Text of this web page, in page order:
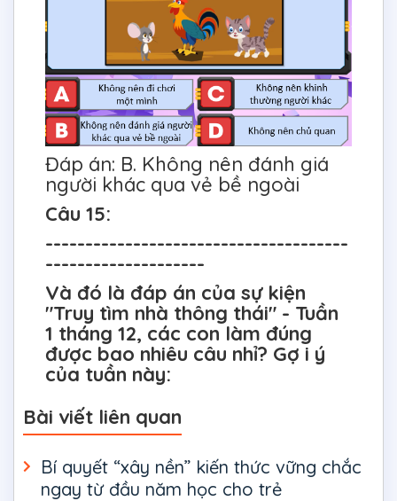
Đáp án: B. Không nên đánh giá
người khác qua vẻ bề ngoài
Câu 15:
--------------------------------------
--------------------
Và đó là đáp án của sự kiện
"Truy tìm nhà thông thái" - Tuần
1 tháng 12, các con làm đúng
được bao nhiêu câu nhỉ? Gợ i ý
của tuần này:
Bài viết liên quan
Bí quyết “xây nền” kiến thức vững chắc
ngay từ đầu năm học cho trẻ